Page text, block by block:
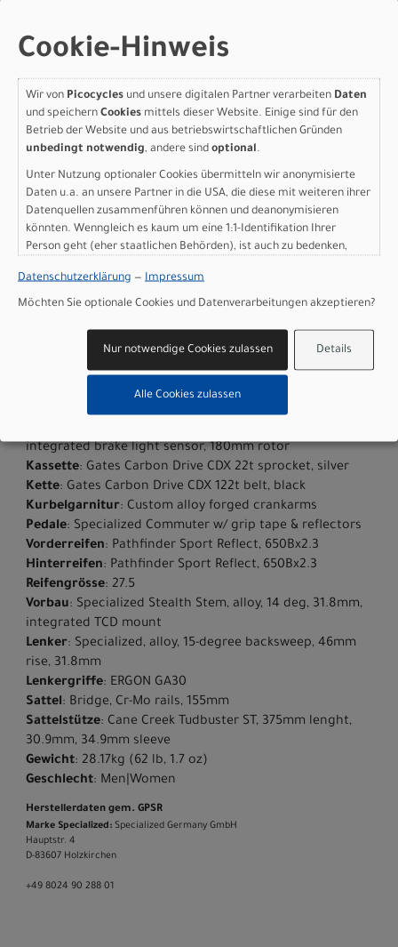
stufenlose Schaltvorgänge. Mit deiner individuell
aufsteigen und losfahren.
Motor: Specialized 2.2 S, 90Nm torque, custom tuned
motor, 45kph/L1Eb, 250W nominal
Akku: Specialized U2-710, alloy casing, state of charge
display, 710Wh
Rahmen: E5 Aluminum, bottom bracket motor mount,
cable routing, lock and front rack mount, sliding
: Rockshox Recon Silver RL, 80mm travel, Motion-
: TRP Zurich, hydraulic 4-piston, integrated
integrated brake light sensor, 180mm rotor
Kassette: Gates Carbon Drive CDX 22t sprocket, silver
Kette: Gates Carbon Drive CDX 122t belt, black
Kurbelgarnitur: Custom alloy forged crankarms
Pedale: Specialized Commuter w/ grip tape & reflectors
Vorderreifen: Pathfinder Sport Reflect, 650Bx2.3
Hinterreifen: Pathfinder Sport Reflect, 650Bx2.3
Reifengrösse: 27.5
Vorbau: Specialized Stealth Stem, alloy, 14 deg, 31.8mm,
integrated TCD mount
Lenker: Specialized, alloy, 15-degree backsweep, 46mm
rise, 31.8mm
Lenkergriffe: ERGON GA30
Sattel: Bridge, Cr-Mo rails, 155mm
Sattelstütze: Cane Creek Tudbuster ST, 375mm lenght,
30.9mm, 34.9mm sleeve
Gewicht: 28.17kg (62 lb, 1.7 oz)
Geschlecht: Men|Women
Herstellerdaten gem. GPSR
Marke Specialized: Specialized Germany GmbH
Hauptstr. 4
D-83607 Holzkirchen
+49 8024 90 288 01
Cookie-Hinweis
Wir von Picocycles und unsere digitalen Partner verarbeiten Daten
und speichern Cookies mittels dieser Website. Einige sind für den
Betrieb der Website und aus betriebswirtschaftlichen Gründen
unbedingt notwendig, andere sind optional.
Unter Nutzung optionaler Cookies übermitteln wir anonymisierte
Daten u.a. an unsere Partner in die USA, die diese mit weiteren ihrer
Datenquellen zusammenführen können und deanonymisieren
könnten. Wenngleich es kaum um eine 1:1-Identifikation Ihrer
Person geht (eher staatlichen Behörden), ist auch zu bedenken,
sind wie bei uns in der Europäischen Union.
Datenschutzerklärung — Impressum
Möchten Sie optionale Cookies und Datenverarbeitungen akzeptieren?
Details
Nur notwendige Cookies zulassen
Alle Cookies zulassen